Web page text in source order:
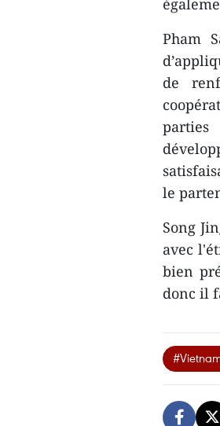
Pham
de
le
Song
avec
bien
donc il